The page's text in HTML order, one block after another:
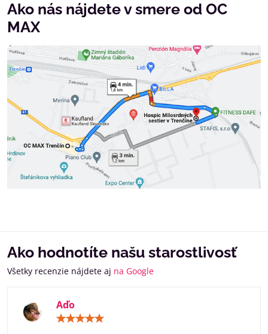
Ako nás nájdete v smere od OC
MAX
Ako hodnotíte našu starostlivosť
Všetky recenzie nájdete aj na Google
Aďo